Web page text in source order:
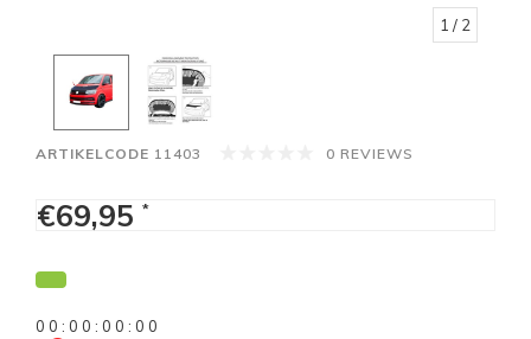
1 / 2
ARTIKELCODE 11403 0 REVIEWS
€69,95 *
0 0 : 0 0 : 0 0 : 0 0